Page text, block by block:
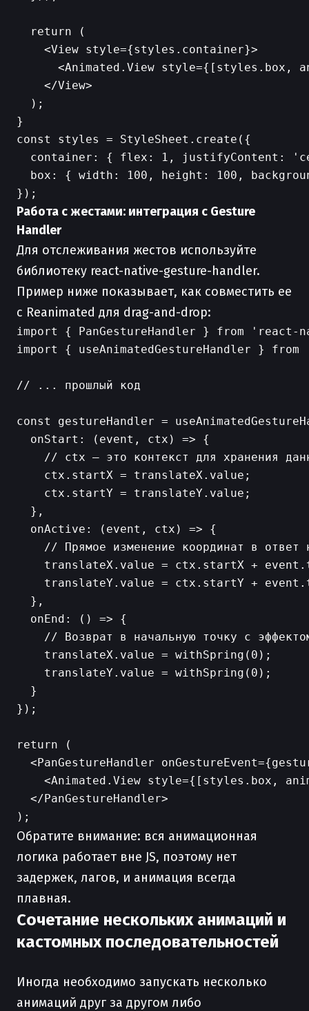
  return (
    <View style={styles.container}>
<Animated.View style={[styles.box,
    </View>
  );
}
const styles = StyleSheet.create({
container: { flex: 1, justifyContent:
box: { width: 100, height: 100,
Работа с жестами: интеграция с Gesture
Handler
Для отслеживания жестов используйте
библиотеку react-native-gesture-handler.
Пример ниже показывает, как совместить ее
с Reanimated для drag-and-drop:
import { PanGestureHandler } from 'react-
import { useAnimatedGestureHandler }
// ... прошлый код
const gestureHandler =
  onStart: (event, ctx) => {
// ctx — это контекст для хранения
    ctx.startX = translateX.value;
    ctx.startY = translateY.value;
  },
  onActive: (event, ctx) => {
// Прямое изменение координат в ответ
translateX.value = ctx.startX +
translateY.value = ctx.startY +
  },
  onEnd: () => {
// Возврат в начальную точку с
    translateX.value = withSpring(0);
    translateY.value = withSpring(0);
  }
});
return (
<PanGestureHandler
<Animated.View style={[styles.box,
  </PanGestureHandler>
Обратите внимание: вся анимационная
логика работает вне JS, поэтому нет
задержек, лагов, и анимация всегда
плавная.
Сочетание нескольких анимаций и
кастомных последовательностей
Иногда необходимо запускать несколько
анимаций друг за другом либо